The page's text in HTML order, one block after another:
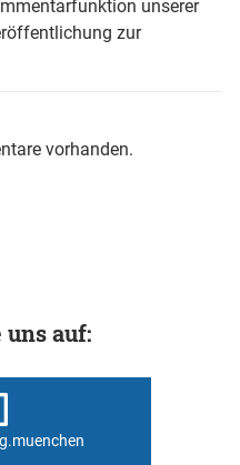
unserer
zur
vorhanden.
uns auf: